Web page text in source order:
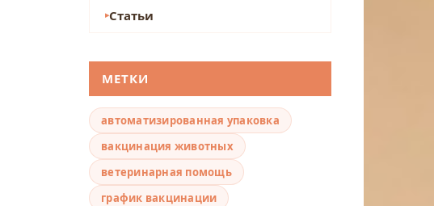
Статьи
МЕТКИ
автоматизированная упаковка
вакцинация животных
ветеринарная помощь
график вакцинации